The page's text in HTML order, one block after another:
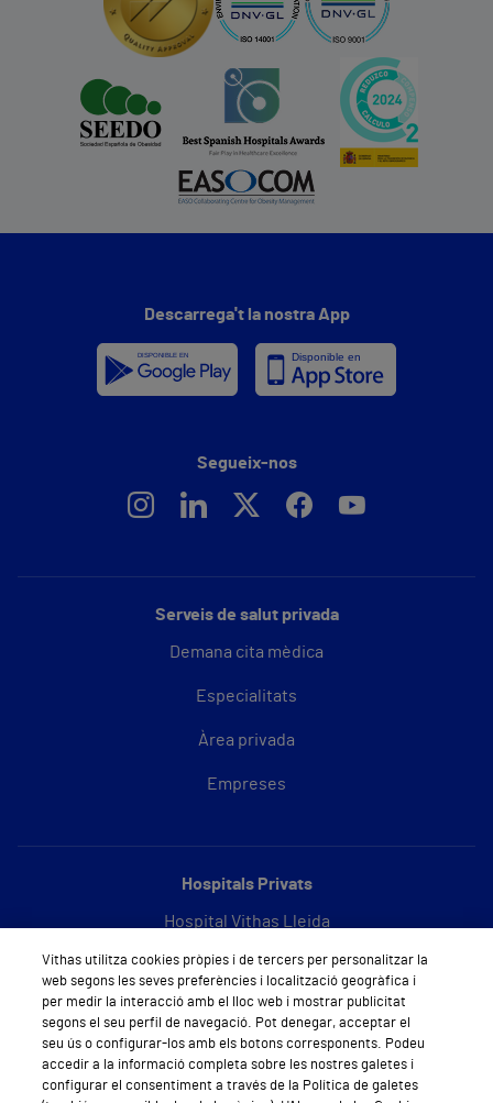
Serveis de salut privada
Demana cita mèdica
Especialitats
Àrea privada
Empreses
Hospitals Privats
Hospital Vithas Lleida
Hospital Vithas Barcelona
Sobre Vithas
Descarrega't la nostra App
Segueix-nos
Vithas utilitza cookies pròpies i de tercers per personalitzar la
web segons les seves preferències i localització geogràfica i
per medir la interacció amb el lloc web i mostrar publicitat
segons el seu perfil de navegació. Pot denegar, acceptar el
seu ús o configurar-los amb els botons corresponents. Podeu
accedir a la informació completa sobre les nostres galetes i
configurar el consentiment a través de la Política de galetes